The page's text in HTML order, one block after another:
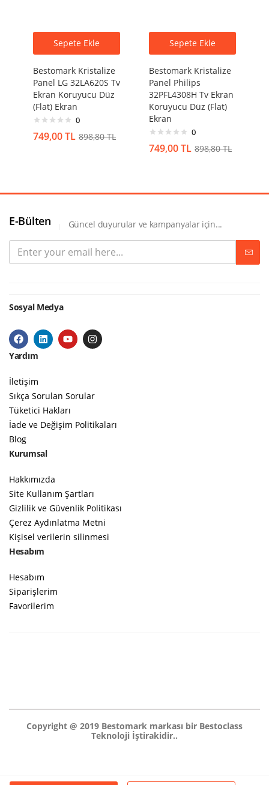
Sepete Ekle
Bestomark Kristalize
Panel LG 32LA620S Tv
Ekran Koruyucu Düz
(Flat) Ekran
0
749,00TL 898,80TL
Sepete Ekle
Bestomark Kristalize
Panel Philips
32PFL4308H Tv Ekran
Koruyucu Düz (Flat)
Ekran
0
749,00TL 898,80TL
E-Bülten Güncel duyurular ve kampanyalar için...
Sosyal Medya
Yardım
İletişim
Sıkça Sorulan Sorular
Tüketici Hakları
İade ve Değişim Politikaları
Blog
Kurumsal
Hakkımızda
Site Kullanım Şartları
Gizlilik ve Güvenlik Politikası
Çerez Aydınlatma Metni
Kişisel verilerin silinmesi
Hesabım
Hesabım
Siparişlerim
Favorilerim
Copyright @ 2019 Bestomark markası bir Bestoclass
Teknoloji İştirakidir..